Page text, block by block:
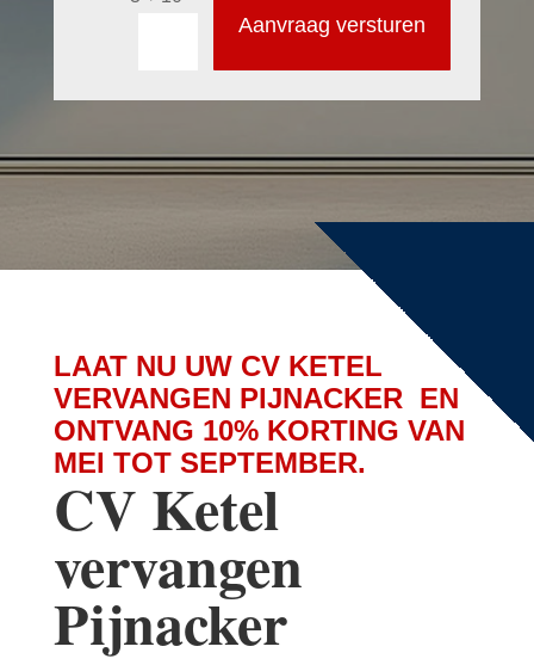
Aanvraag versturen
LAAT NU UW CV KETEL
VERVANGEN PIJNACKER EN
ONTVANG 10% KORTING VAN
MEI TOT SEPTEMBER.
CV Ketel
vervangen
Pijnacker